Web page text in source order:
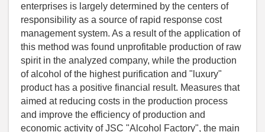
enterprises is largely determined by the centers of
responsibility as a source of rapid response cost
management system. As a result of the application of
this method was found unprofitable production of raw
spirit in the analyzed company, while the production
of alcohol of the highest purification and "luxury"
product has a positive financial result. Measures that
aimed at reducing costs in the production process
and improve the efficiency of production and
economic activity of JSC "Alcohol Factory", the main